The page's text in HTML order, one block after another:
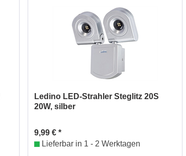
Ledino LED-Strahler Steglitz 20S
20W, silber
9,99 € *
Lieferbar in 1 - 2 Werktagen